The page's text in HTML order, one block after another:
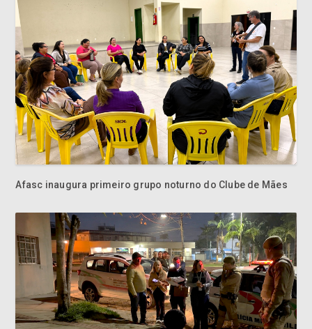
Afasc inaugura primeiro grupo noturno do Clube de Mães